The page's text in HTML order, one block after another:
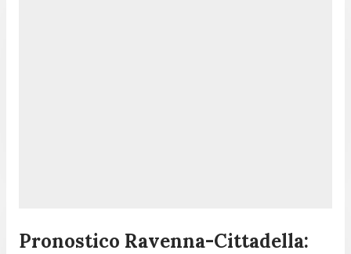
Pronostico Ravenna-Cittadella: